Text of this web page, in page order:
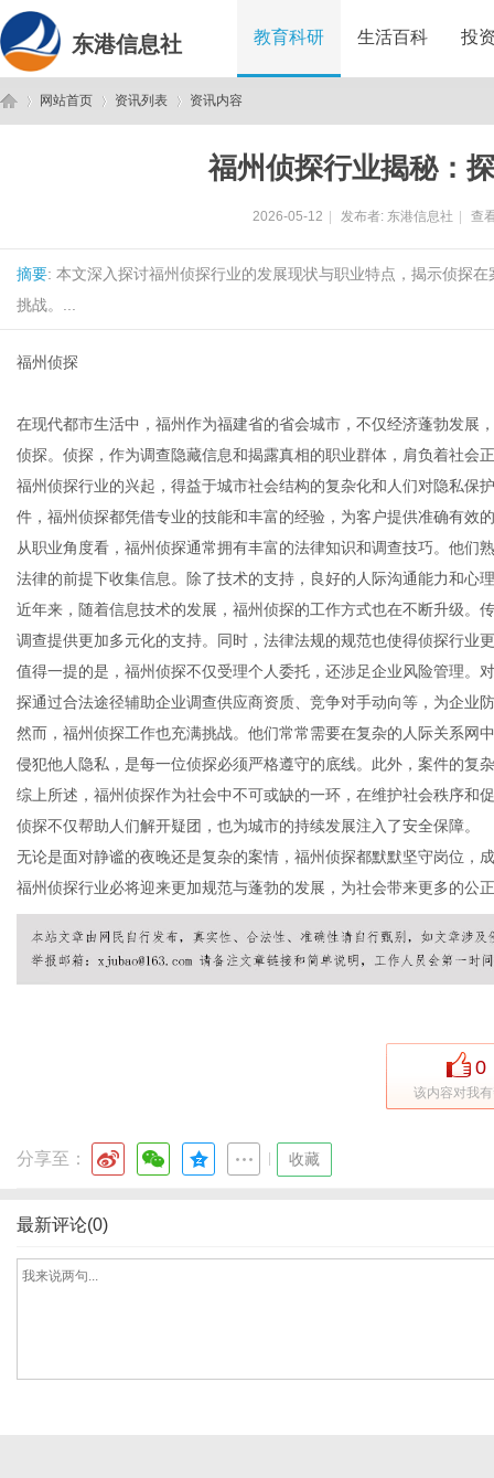
东港信息社 教育科研 生活百科 投
网站首页 资讯列表 资讯内容
福州侦探行业揭秘：
2026-05-12 发布者: 东港信息社 查
摘要: 本文深入探讨福州侦探行业的发展现状与职业特点，揭示侦探
挑战。...
福州侦探
在现代都市生活中，福州作为福建省的省会城市，不仅经济蓬勃发
侦探。侦探，作为调查隐藏信息和揭露真相的职业群体，肩负着社会
福州侦探行业的兴起，得益于城市社会结构的复杂化和人们对隐私保
件，福州侦探都凭借专业的技能和丰富的经验，为客户提供准确有效
从职业角度看，福州侦探通常拥有丰富的法律知识和调查技巧。他们
法律的前提下收集信息。除了技术的支持，良好的人际沟通能力和心
近年来，随着信息技术的发展，福州侦探的工作方式也在不断升级。
调查提供更加多元化的支持。同时，法律法规的规范也使得侦探行业
值得一提的是，福州侦探不仅受理个人委托，还涉足企业风险管理。
探通过合法途径辅助企业调查供应商资质、竞争对手动向等，为企业
然而，福州侦探工作也充满挑战。他们常常需要在复杂的人际关系网
侵犯他人隐私，是每一位侦探必须严格遵守的底线。此外，案件的复
综上所述，福州侦探作为社会中不可或缺的一环，在维护社会秩序和
侦探不仅帮助人们解开疑团，也为城市的持续发展注入了安全保障。
无论是面对静谧的夜晚还是复杂的案情，福州侦探都默默坚守岗位，
福州侦探行业必将迎来更加规范与蓬勃的发展，为社会带来更多的公
0
该内容对我
分享至： 收藏
最新评论(0)